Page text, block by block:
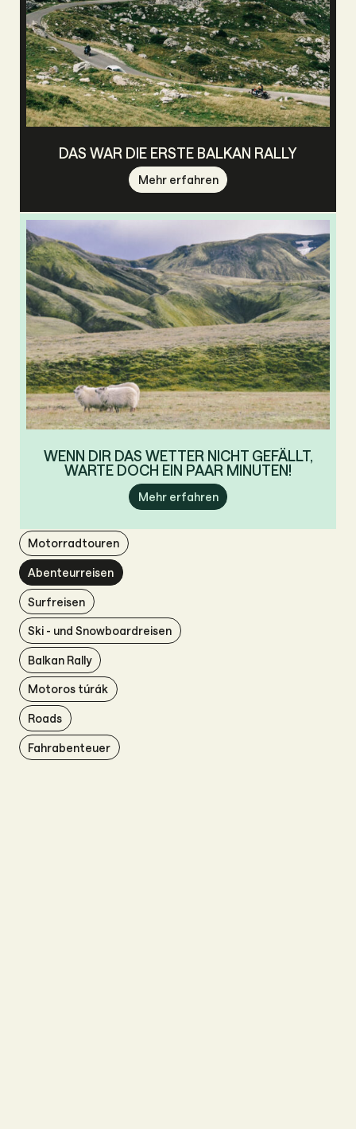
DAS WAR DIE ERSTE BALKAN RALLY
Mehr erfahren
WENN DIR DAS WETTER NICHT GEFÄLLT,
WARTE DOCH EIN PAAR MINUTEN!
Mehr erfahren
Motorradtouren
Abenteurreisen
Surfreisen
Ski - und Snowboardreisen
Balkan Rally
Motoros túrák
Roads
Fahrabenteuer